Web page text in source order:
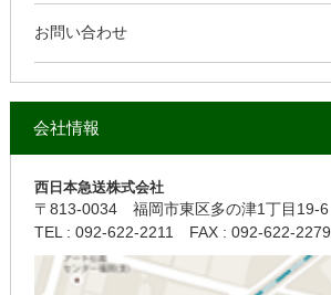
お問い合わせ
会社情報
西日本急送株式会社
〒813-0034福岡市東区多の津1丁目19-6
TEL : 092-622-2211 FAX : 092-622-2279